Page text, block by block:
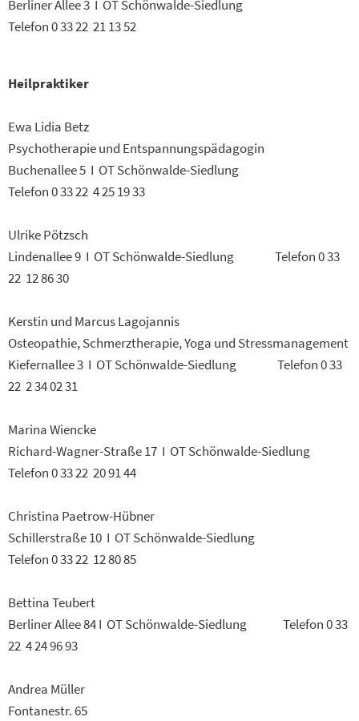
Berliner Allee 3 I OT Schönwalde-Siedlung
Telefon 0 33 22 21 13 52
Heilpraktiker
Ewa Lidia Betz
Psychotherapie und Entspannungspädagogin
Buchenallee 5 I OT Schönwalde-Siedlung
Telefon 0 33 22 4 25 19 33
Ulrike Pötzsch
Lindenallee 9 I OT Schönwalde-Siedlung Telefon 0 33
22 12 86 30
Kerstin und Marcus Lagojannis
Osteopathie, Schmerztherapie, Yoga und Stressmanagement
Kiefernallee 3 I OT Schönwalde-Siedlung Telefon 0 33
22 2 34 02 31
Marina Wiencke
Richard-Wagner-Straße 17 I OT Schönwalde-Siedlung
Telefon 0 33 22 20 91 44
Christina Paetrow-Hübner
Schillerstraße 10 I OT Schönwalde-Siedlung
Telefon 0 33 22 12 80 85
Bettina Teubert
Berliner Allee 84 I OT Schönwalde-Siedlung Telefon 0 33
22 4 24 96 93
Andrea Müller
Fontanestr. 65